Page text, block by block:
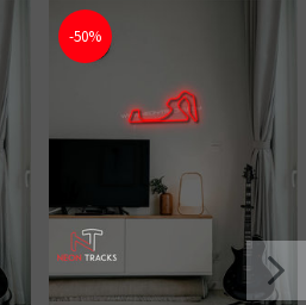
-50%